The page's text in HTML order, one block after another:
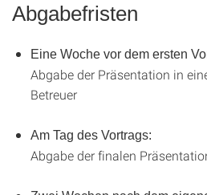
Abgabefristen
Eine Woche vor dem ersten
Abgabe der Präsentation in
Betreuer
Am Tag des Vortrags:
Abgabe der finalen